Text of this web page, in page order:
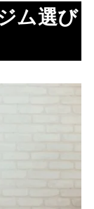
ム選び